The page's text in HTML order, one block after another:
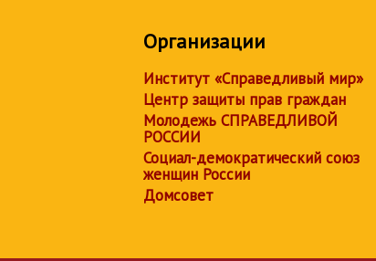
Организации
Институт «Справедливый мир»
Центр защиты прав граждан
Молодежь СПРАВЕДЛИВОЙ
РОССИИ
Социал-демократический союз
женщин России
Домсовет